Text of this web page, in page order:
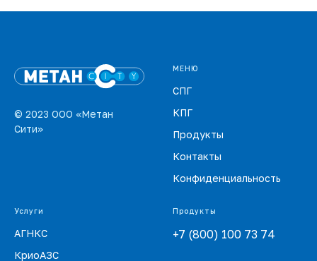
© 2023 ООО «Метан
Сити»
МЕНЮ
СПГ
КПГ
Продукты
Контакты
Конфиденциальность
Услуги
АГНКС
КриоАЗС
Продукты
+7 (800) 100 73 74